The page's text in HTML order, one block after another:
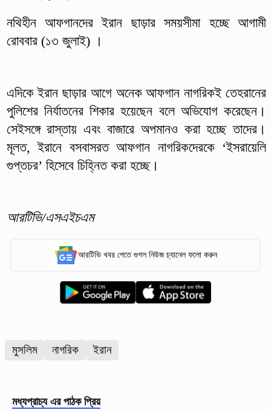
নথিহীন আফগানদের ইরান ছাড়ার সময়সীমা হচ্ছে আগামী
রোববার (১৩ জুলাই) ।
এদিকে ইরান ছাড়ার আগে অনেক আফগান নাগরিকই তেহরানের
পুলিশের নির্যাতনের শিকার হয়েছেন বলে অভিযোগ করেছেন।
সেইসঙ্গে রাস্তায় এবং বাজারে অপমানও করা হচ্ছে তাদের।
মূলত, ইরানে বসবাসরত আফগান নাগরিকদেরকে ‘ইসরায়েলি
গুপ্তচর’ হিসেবে চিহ্নিত করা হচ্ছে।
আরটিভি/এসএইচএম
আরটিভি খবর পেতে গুগল নিউজ চ্যানেল ফলো করুন
মুসলিম নাগরিক ইরান
মধ্যপ্রাচ্য এর পাঠক প্রিয়